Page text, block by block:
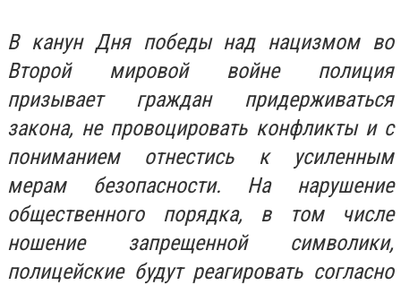
В канун Дня победы над нацизмом во
Второй мировой войне полиция
призывает граждан придерживаться
закона, не провоцировать конфликты и с
пониманием отнестись к усиленным
мерам безопасности. На нарушение
общественного порядка, в том числе
ношение запрещенной символики,
полицейские будут реагировать согласно